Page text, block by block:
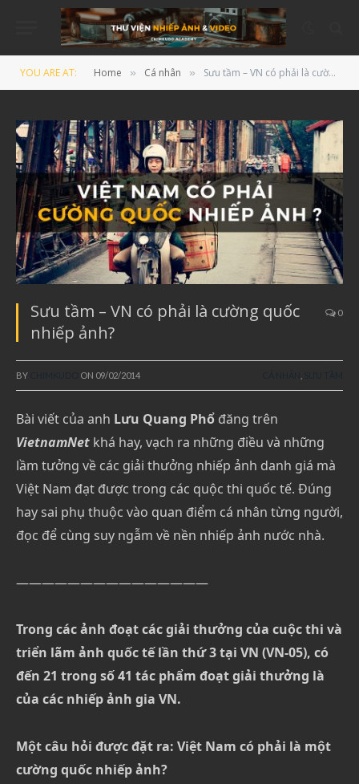
YOU ARE AT: Home » Cá nhân » Sưu tầm – VN có phải là cường quốc nhiếp ảnh?
Sưu tầm – VN có phải là cường quốc
nhiếp ảnh?
0
BY ON 09/02/2014
Bài viết của anh Lưu Quang Phổ đăng trên
VietnamNet khá hay, vạch ra những điều và những
lầm tưởng về các giải thưởng nhiếp ảnh danh giá mà
Việt Nam đạt được trong các quộc thi quốc tế. Đúng
hay sai phụ thuộc vào quan điểm cá nhân từng người,
đọc để cùng suy ngẫm về nền nhiếp ảnh nước nhà.
———————————————
Trong các ảnh đoạt các giải thưởng của cuộc thi và
triển lãm ảnh quốc tế lần thứ 3 tại VN (VN-05), có
đến 21 trong số 41 tác phẩm đoạt giải thưởng là
của các nhiếp ảnh gia VN.
Một câu hỏi được đặt ra: Việt Nam có phải là một
cường quốc nhiếp ảnh?